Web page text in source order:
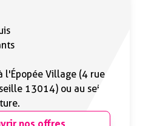
l'Épopée Village (4 rue
13014) ou au sein
nos offres